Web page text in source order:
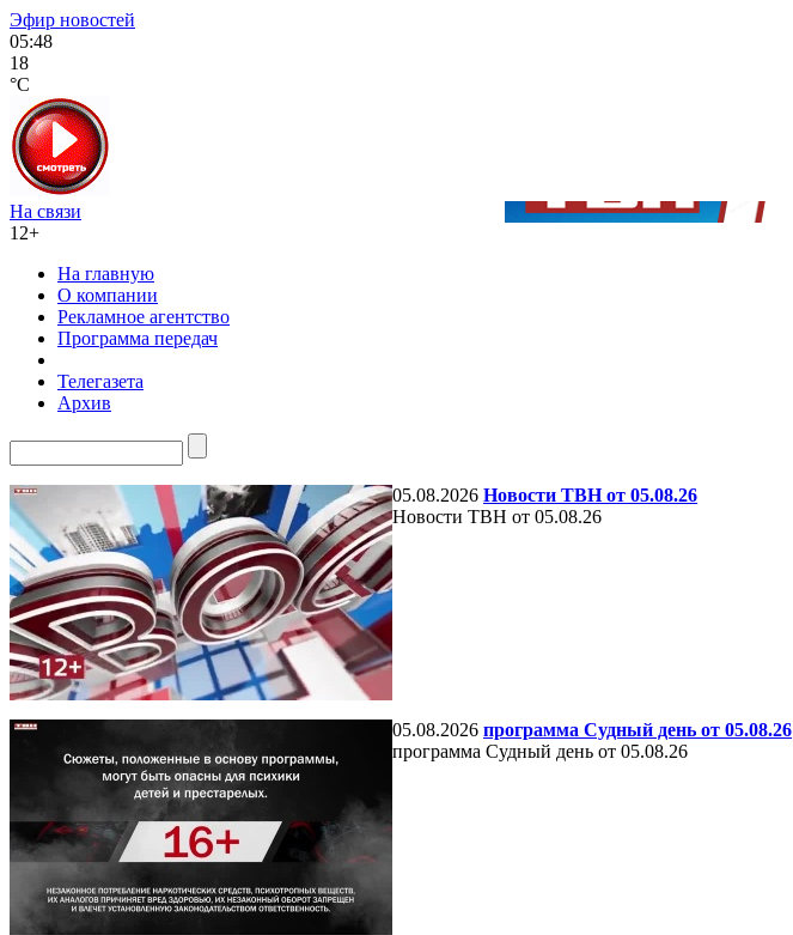
Эфир новостей
05:48
18
°C
На связи
12+
На главную
О компании
Рекламное агентство
Программа передач
Телегазета
Архив
05.08.2026 Новости ТВН от 05.08.26
Новости ТВН от 05.08.26
05.08.2026 программа Судный день от 05.08.26
программа Судный день от 05.08.26